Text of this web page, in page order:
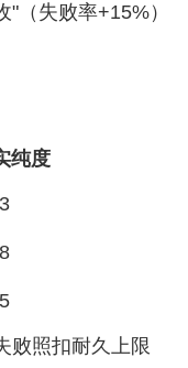
（失败率+15%）
纯度
败照扣耐久上限